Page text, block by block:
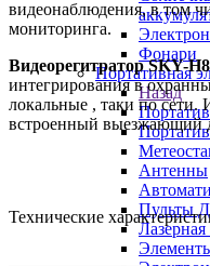
Фонари
Портативная
Назад
Антенны
Пульты
видеонаблюдения, в том
мониторинга.
Видеорегитратор SKY-H
интегрирования в
локальные , таки по сети.
встроенный выезжающий
Технические